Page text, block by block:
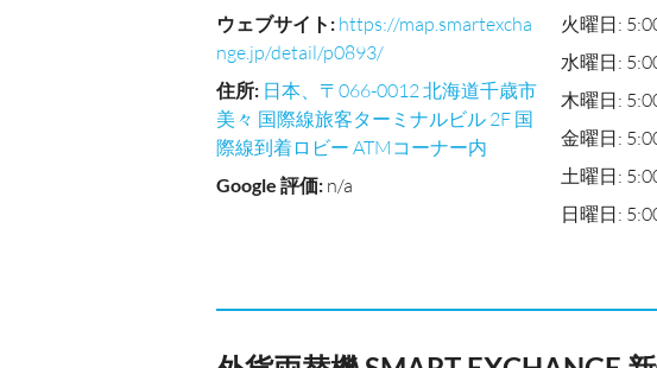
ウェブサイト : https://map.smartexcha
nge.jp/detail/p0893/
住所: 日本、〒066-0012 北海道千歳市
美々 国際線旅客ターミナルビル 2F 国
際線到着ロビー ATMコーナー内
Google 評価: n/a
火曜日:
水曜日:
木曜日:
金曜日:
土曜日:
日曜日: